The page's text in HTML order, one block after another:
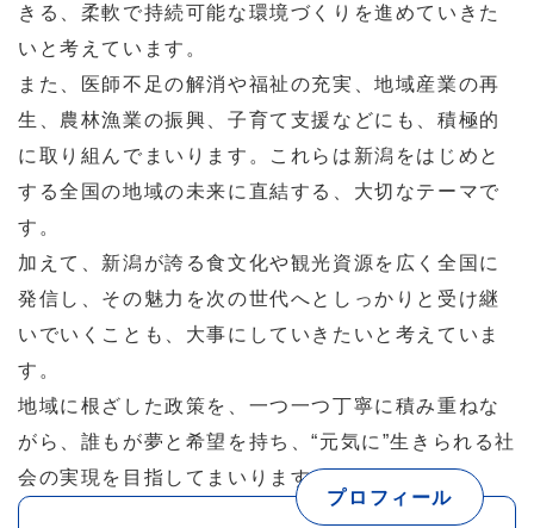
きる、柔軟で持続可能な環境づくりを進めていきた
いと考えています。
また、医師不足の解消や福祉の充実、地域産業の再
生、農林漁業の振興、子育て支援などにも、積極的
に取り組んでまいります。これらは新潟をはじめと
する全国の地域の未来に直結する、大切なテーマで
す。
加えて、新潟が誇る食文化や観光資源を広く全国に
発信し、その魅力を次の世代へとしっかりと受け継
いでいくことも、大事にしていきたいと考えていま
す。
地域に根ざした政策を、一つ一つ丁寧に積み重ねな
がら、誰もが夢と希望を持ち、“元気に”生きられる社
会の実現を目指してまいります。
プロフィール